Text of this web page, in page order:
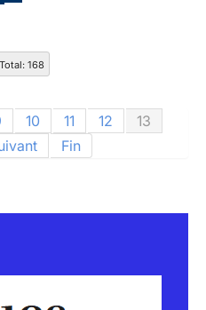
168
10 11 12
13
Fin